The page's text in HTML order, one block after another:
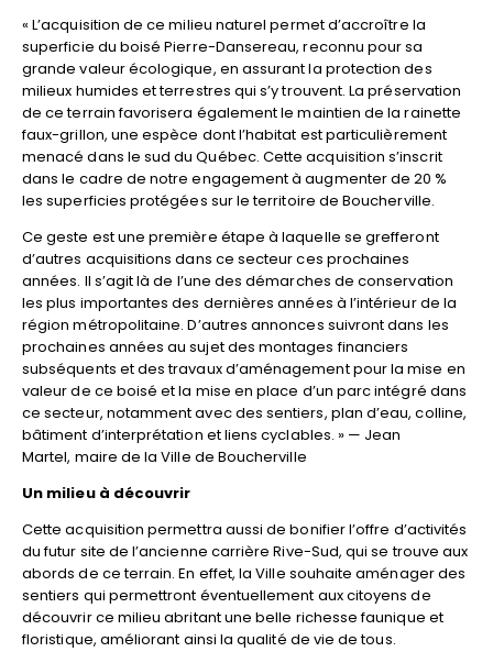
« L’acquisition de ce milieu naturel permet d’accroître la
superficie du boisé Pierre-Dansereau, reconnu pour sa
grande valeur écologique, en assurant la protection des
milieux humides et terrestres qui s’y trouvent. La préservation
de ce terrain favorisera également le maintien de la rainette
faux-grillon, une espèce dont l’habitat est particulièrement
menacé dans le sud du Québec. Cette acquisition s’inscrit
dans le cadre de notre engagement à augmenter de 20 %
les superficies protégées sur le territoire de Boucherville.
Ce geste est une première étape à laquelle se grefferont
d’autres acquisitions dans ce secteur ces prochaines
années. Il s’agit là de l’une des démarches de conservation
les plus importantes des dernières années à l’intérieur de la
région métropolitaine. D’autres annonces suivront dans les
prochaines années au sujet des montages financiers
subséquents et des travaux d’aménagement pour la mise en
valeur de ce boisé et la mise en place d’un parc intégré dans
ce secteur, notamment avec des sentiers, plan d’eau, colline,
bâtiment d’interprétation et liens cyclables. » — Jean
Martel, maire de la Ville de Boucherville
Un milieu à découvrir
Cette acquisition permettra aussi de bonifier l’offre d’activités
du futur site de l’ancienne carrière Rive-Sud, qui se trouve aux
abords de ce terrain. En effet, la Ville souhaite aménager des
sentiers qui permettront éventuellement aux citoyens de
découvrir ce milieu abritant une belle richesse faunique et
floristique, améliorant ainsi la qualité de vie de tous.